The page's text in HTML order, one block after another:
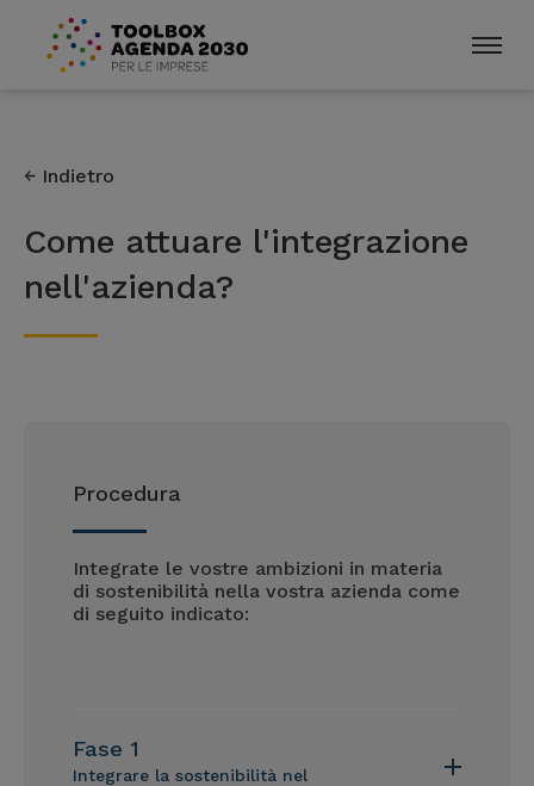
Indietro
Come attuare l'integrazione
nell'azienda?
Procedura
Integrate le vostre ambizioni in materia
di sostenibilità nella vostra azienda come
di seguito indicato:
Fase 1
Integrare la sostenibilità nel